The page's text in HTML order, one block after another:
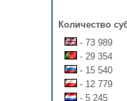
Количество
- 73 989
- 29 354
- 15 540
- 12 779
- 5 245